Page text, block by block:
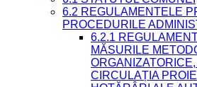
6.2 REGULAMENTELE
PROCEDURILE
6.2.1
MĂSURILE
CIRCULAȚIA